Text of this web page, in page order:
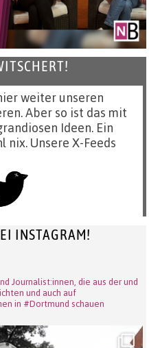
weiter unseren
Aber so ist das mit
Ideen. Ein
nix. Unsere X-Feeds
INSTAGRAM!
Journalist:innen, die aus der und
und auch auf
in #Dortmund schauen